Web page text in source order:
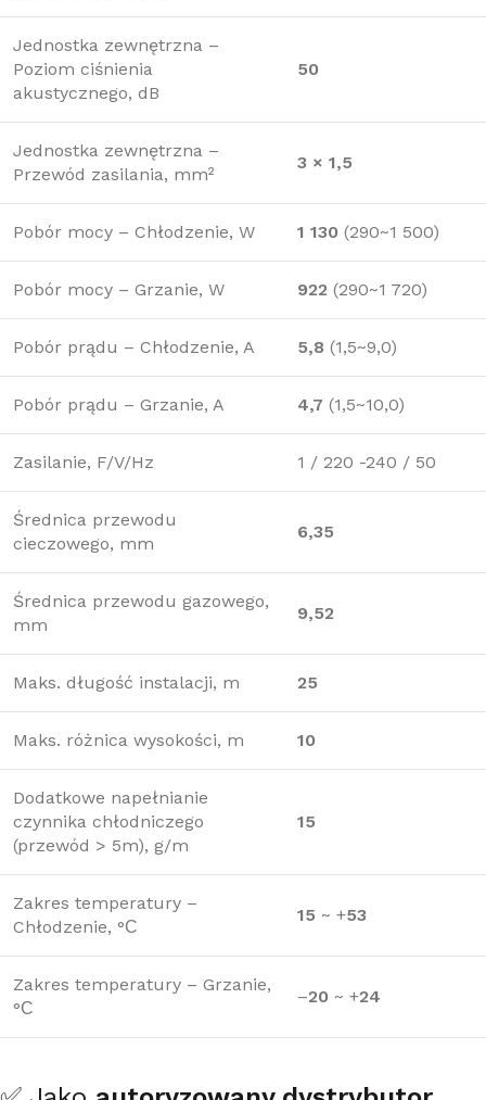
Jednostka zewnętrzna –
Poziom ciśnienia
akustycznego, dB
50
Jednostka zewnętrzna –
Przewód zasilania, mm²
3 × 1,5
Pobór mocy – Chłodzenie, W 1 130 (290~1 500)
Pobór mocy – Grzanie, W 922 (290~1 720)
Pobór prądu – Chłodzenie, A 5,8 (1,5~9,0)
Pobór prądu – Grzanie, A 4,7 (1,5~10,0)
Zasilanie, F/V/Hz 1 / 220 -240 / 50
Średnica przewodu
cieczowego, mm
6,35
Średnica przewodu gazowego,
mm
9,52
Maks. długość instalacji, m 25
Maks. różnica wysokości, m 10
Dodatkowe napełnianie
czynnika chłodniczego
(przewód > 5m), g/m
15
Zakres temperatury –
Chłodzenie, °С
15 ~ +53
Zakres temperatury – Grzanie,
°С
–20 ~ +24